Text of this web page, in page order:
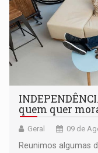
quem quer
Geral 09 de
Reunimos algumas